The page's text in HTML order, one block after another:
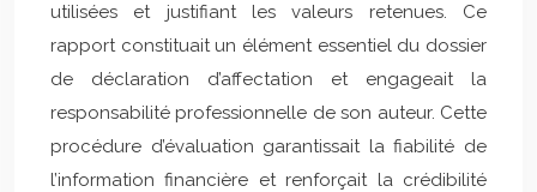
utilisées et justifiant les valeurs retenues. Ce
rapport constituait un élément essentiel du dossier
de déclaration d’affectation et engageait la
responsabilité professionnelle de son auteur. Cette
procédure d’évaluation garantissait la fiabilité de
l’information financière et renforçait la crédibilité